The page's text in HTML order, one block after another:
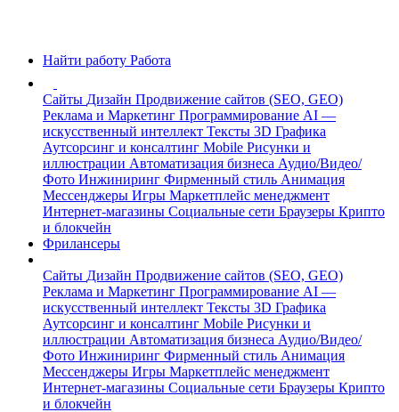
Найти работу Работа
Сайты Дизайн Продвижение сайтов (SEO, GEO)
Реклама и Маркетинг Программирование AI —
искусственный интеллект Тексты 3D Графика
Аутсорсинг и консалтинг Mobile Рисунки и
иллюстрации Автоматизация бизнеса Аудио/Видео/
Фото Инжиниринг Фирменный стиль Анимация
Мессенджеры Игры Маркетплейс менеджмент
Интернет-магазины Социальные сети Браузеры Крипто
и блокчейн
Фрилансеры
Сайты Дизайн Продвижение сайтов (SEO, GEO)
Реклама и Маркетинг Программирование AI —
искусственный интеллект Тексты 3D Графика
Аутсорсинг и консалтинг Mobile Рисунки и
иллюстрации Автоматизация бизнеса Аудио/Видео/
Фото Инжиниринг Фирменный стиль Анимация
Мессенджеры Игры Маркетплейс менеджмент
Интернет-магазины Социальные сети Браузеры Крипто
и блокчейн